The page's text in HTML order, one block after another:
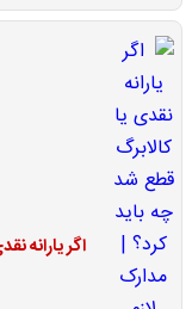
اگر یارانه